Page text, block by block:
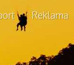
Reklama